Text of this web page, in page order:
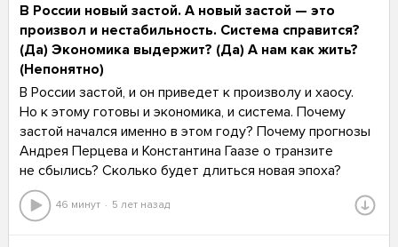
В России новый застой. А новый застой — это
произвол и нестабильность. Система справится?
(Да) Экономика выдержит? (Да) А нам как жить?
(Непонятно)
В России застой, и он приведет к произволу и хаосу.
Но к этому готовы и экономика, и система. Почему
застой начался именно в этом году? Почему прогнозы
Андрея Перцева и Константина Гаазе о транзите
не сбылись? Сколько будет длиться новая эпоха?
46 минут 5 лет назад